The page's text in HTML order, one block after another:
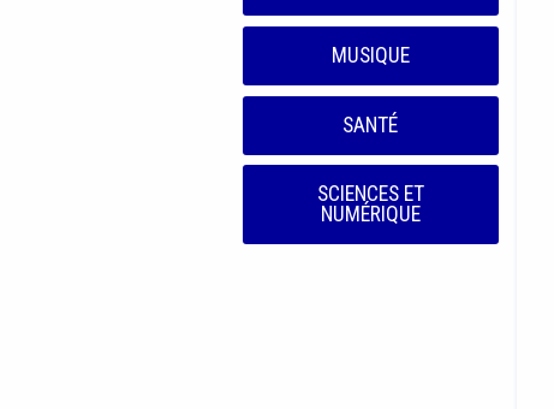
MUSIQUE
SANTÉ
SCIENCES ET
NUMÉRIQUE